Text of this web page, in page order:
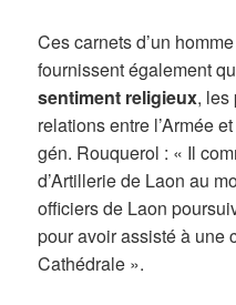
Ces carnets d’un
fournissent également
sentiment religieux, les
relations entre l’Armée
gén. Rouquerol : « Il
d’Artillerie de Laon au
officiers de Laon
pour avoir assisté à une
Cathédrale ».